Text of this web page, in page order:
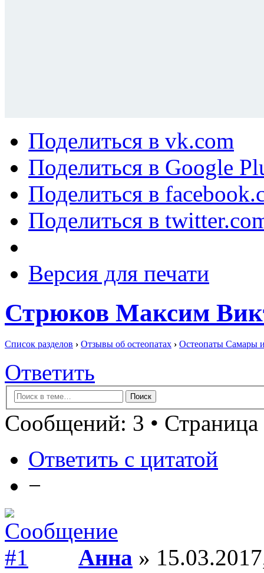
Поделиться в vk.com
Поделиться в Google
Поделиться в
Поделиться в
Версия для печати
Стрюков Максим
Список разделов › Отзывы об остеопатах › Остеопаты Самары
Ответить
Сообщений: 3 • Страница
Ответить с цитатой
−
Анна »